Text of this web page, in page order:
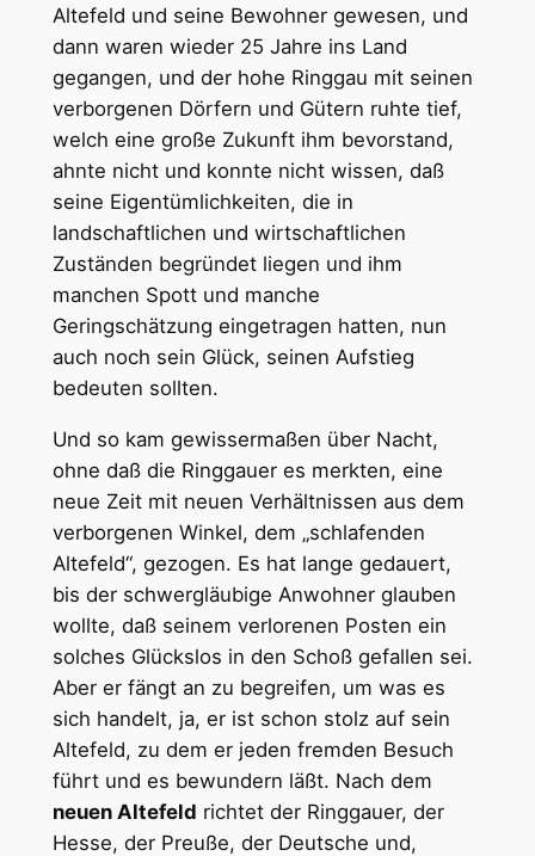
Altefeld und seine Bewohner gewesen, und
dann waren wieder 25 Jahre ins Land
gegangen, und der hohe Ringgau mit seinen
verborgenen Dörfern und Gütern ruhte tief,
welch eine große Zukunft ihm bevorstand,
ahnte nicht und konnte nicht wissen, daß
seine Eigentümlichkeiten, die in
landschaftlichen und wirtschaftlichen
Zuständen begründet liegen und ihm
manchen Spott und manche
Geringschätzung eingetragen hatten, nun
auch noch sein Glück, seinen Aufstieg
bedeuten sollten.
Und so kam gewissermaßen über Nacht,
ohne daß die Ringgauer es merkten, eine
neue Zeit mit neuen Verhältnissen aus dem
verborgenen Winkel, dem „schlafenden
Altefeld“, gezogen. Es hat lange gedauert,
bis der schwergläubige Anwohner glauben
wollte, daß seinem verlorenen Posten ein
solches Glückslos in den Schoß gefallen sei.
Aber er fängt an zu begreifen, um was es
sich handelt, ja, er ist schon stolz auf sein
Altefeld, zu dem er jeden fremden Besuch
führt und es bewundern läßt. Nach dem
neuen Altefeld richtet der Ringgauer, der
Hesse, der Preuße, der Deutsche und,